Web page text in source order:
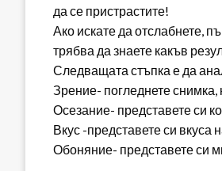
да се пристрастите!
Ако искате да отслабнете,
трябва да знаете какъв
Следващата стъпка е да
Зрение- погледнете снимка,
Осезание- представете си
Вкус -представете си вкуса
Обоняние- представете си